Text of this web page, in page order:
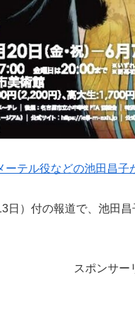
ーテル役などの池田昌
日）付の報道で、池田
スポンサー